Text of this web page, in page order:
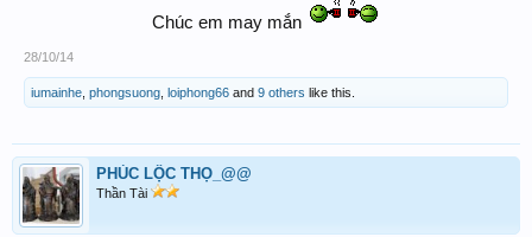
Chúc em may mắn
28/10/14
iumainhe phongsuong loiphong66 and 9 others like this.
PHÚC LỘC THỌ_@@
Thần Tài